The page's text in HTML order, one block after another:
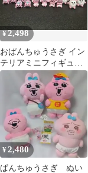
¥2,498
おぱんちゅうさぎ イン
テリアミニフィギュア
マスコット 49個 プライ
¥2,480
ぱんちゅうさぎ ぬい